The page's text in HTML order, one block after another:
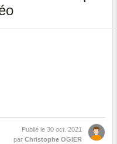
Publié le 30 oct. 2021
par Christophe OGIER